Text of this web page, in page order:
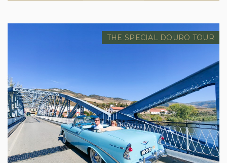
THE SPECIAL DOURO TOUR
Preço desde
Sob Orçamento